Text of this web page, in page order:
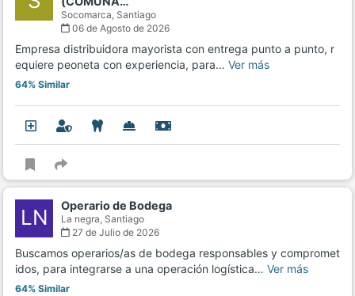
Socomarca, Santiago
06 de Agosto de 2026
Empresa distribuidora mayorista con entrega punto a punto, r
equiere peoneta con experiencia, para… Ver más
64% Similar
LN Operario de Bodega
La negra, Santiago
27 de Julio de 2026
Buscamos operarios/as de bodega responsables y compromet
idos, para integrarse a una operación logística… Ver más
64% Similar